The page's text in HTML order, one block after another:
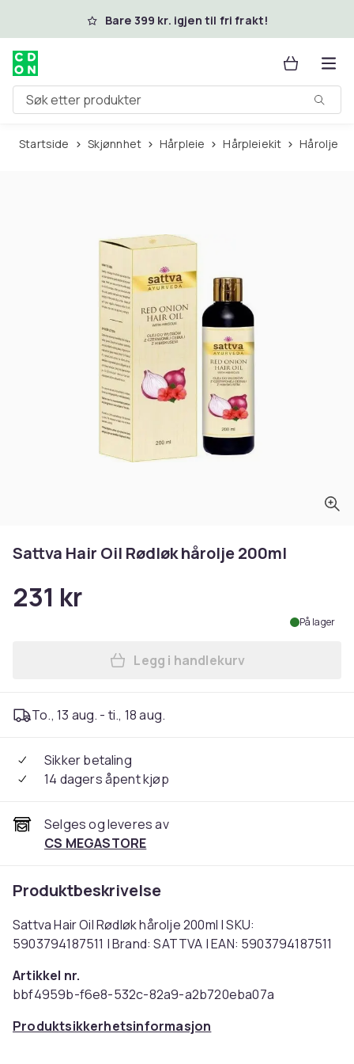
Hopp til hovedinnholdBare 399 kr. igjen til fri frakt!
Søk etter produkter
Startside Skjønnhet Hårpleie Hårpleiekit Hårolje
Sattva Hair Oil Rødløk hårolje 200ml
231 kr
På lager
Legg Sattva Hair Oil
Legg i handlekurv
To., 13 aug. - ti., 18 aug.
Sikker betaling
14 dagers åpent kjøp
Selges og leveres av
CS MEGASTORE
Produktbeskrivelse
Sattva Hair Oil Rødløk hårolje 200ml | SKU:
5903794187511 | Brand: SATTVA | EAN: 5903794187511
Artikkel nr.
bbf4959b-f6e8-532c-82a9-a2b720eba07a
Produktsikkerhetsinformasjon